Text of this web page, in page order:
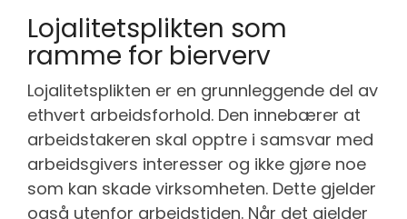
Lojalitetsplikten som
ramme for bierverv
Lojalitetsplikten er en grunnleggende del av
ethvert arbeidsforhold. Den innebærer at
arbeidstakeren skal opptre i samsvar med
arbeidsgivers interesser og ikke gjøre noe
som kan skade virksomheten. Dette gjelder
også utenfor arbeidstiden. Når det gjelder